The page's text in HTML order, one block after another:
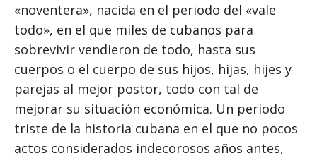
«noventera», nacida en el periodo del «vale
todo», en el que miles de cubanos para
sobrevivir vendieron de todo, hasta sus
cuerpos o el cuerpo de sus hijos, hijas, hijes y
parejas al mejor postor, todo con tal de
mejorar su situación económica. Un periodo
triste de la historia cubana en el que no pocos
actos considerados indecorosos años antes,